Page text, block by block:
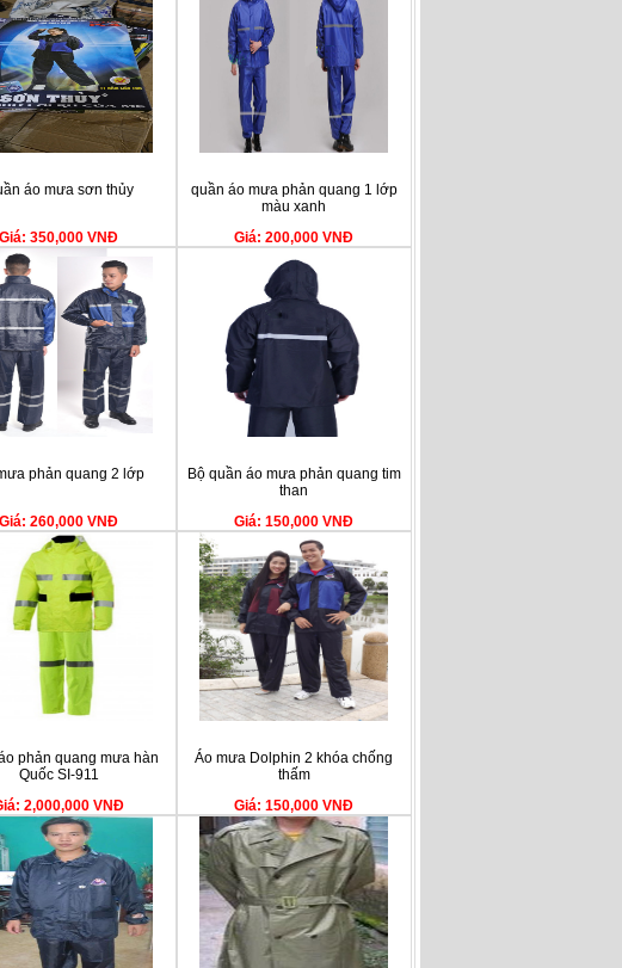
áo mưa sơn thủy
Giá: 350,000 VNĐ
quần áo mưa phản quang 1 lớp
màu xanh
Giá: 200,000 VNĐ
phản quang 2 lớp
Giá: 260,000 VNĐ
Bộ quần áo mưa phản quang tim
than
Giá: 150,000 VNĐ
phản quang mưa hàn
Quốc SI-911
2,000,000 VNĐ
Áo mưa Dolphin 2 khóa chống
thấm
Giá: 150,000 VNĐ